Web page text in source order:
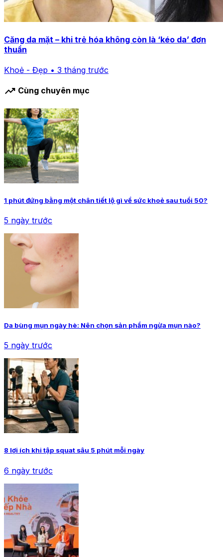
Căng da mặt – khi trẻ hóa không còn là ‘kéo da’ đơn
thuần
Khoẻ - Đẹp • 3 tháng trước
trending_up Cùng chuyên mục
1 phút đứng bằng một chân tiết lộ gì về sức khoẻ sau tuổi 50?
5 ngày trước
Da bùng mụn ngày hè: Nên chọn sản phẩm ngừa mụn nào?
5 ngày trước
8 lợi ích khi tập squat sâu 5 phút mỗi ngày
6 ngày trước